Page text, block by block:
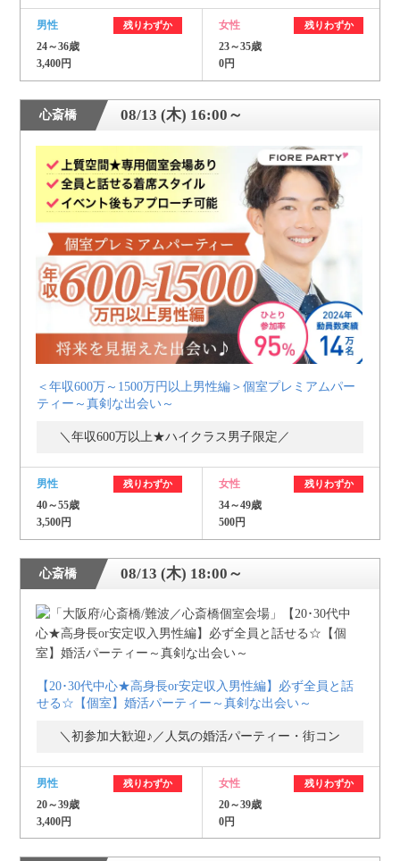
男性 残りわずか
24～36歳
3,400円
女性 残りわずか
23～35歳
0円
心斎橋 08/13 (木) 16:00～
＜年収600万～1500万円以上男性編＞個室プレミアムパー
ティー～真剣な出会い～
＼年収600万以上★ハイクラス男子限定／
男性 残りわずか
40～55歳
3,500円
女性 残りわずか
34～49歳
500円
心斎橋 08/13 (木) 18:00～
【20･30代中心★高身長or安定収入男性編】必ず全員と話
せる☆【個室】婚活パーティー～真剣な出会い～
＼初参加大歓迎♪／人気の婚活パーティー・街コン
男性 残りわずか
20～39歳
3,400円
女性 残りわずか
20～39歳
0円